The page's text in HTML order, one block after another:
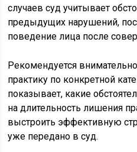
случаев суд учитывает
предыдущих нарушений,
поведение лица после
Рекомендуется
практику по конкретной
показывает, какие
на длительность лишения
выстроить эффективную
уже передано в суд.